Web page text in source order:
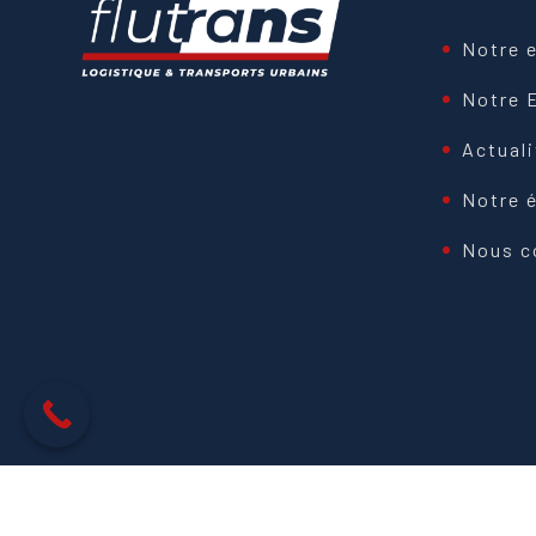
Notre
Notre
Notre
Nous